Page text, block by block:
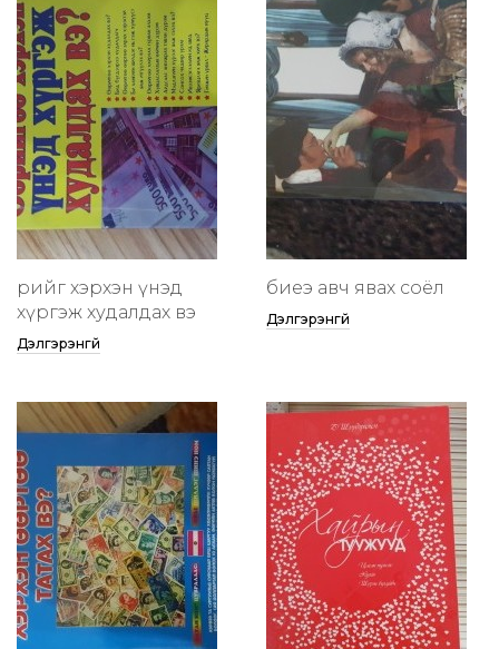
өөрийгөө хэрхэн үнэд
хүргэж худалдах вэ
Дэлгэрэнгүй
биеэ авч явах соёл
Дэлгэрэнгүй